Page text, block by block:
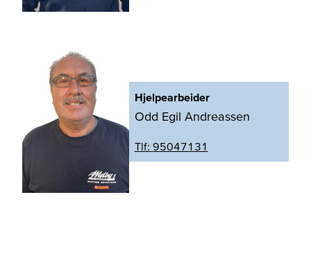
Hjelpearbeider
Odd Egil Andreassen
Tlf: 95047131